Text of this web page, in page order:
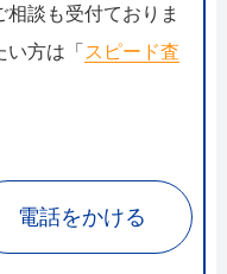
相談も受付ておりま
方は「 スピード査
電話をかける